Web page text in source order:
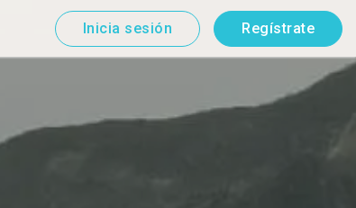
Inicia sesión Regístrate